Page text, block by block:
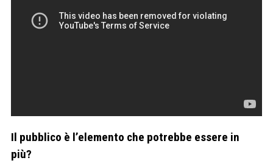
Il pubblico è l’elemento che potrebbe essere in
più?